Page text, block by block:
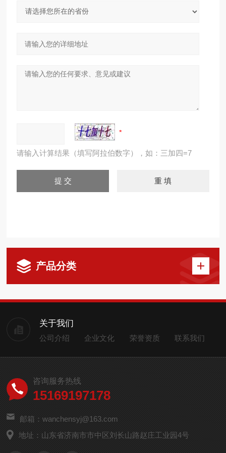
请输入计算结果（填写阿拉伯数字），如：三加四=7
产品分类
关于我们
公司介绍 企业文化 荣誉资质 联系我们
咨询服务热线
15169197178
邮箱：wanchensyj@163.com
地址：山东省济南市市中区刘长山路赵庄工业园4号